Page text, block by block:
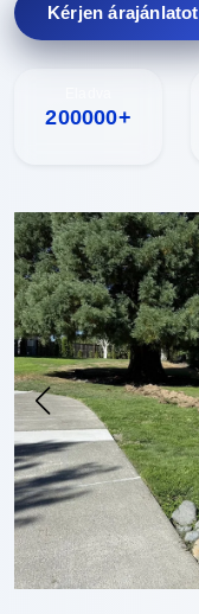
Kérjen árajánlatot
200000+